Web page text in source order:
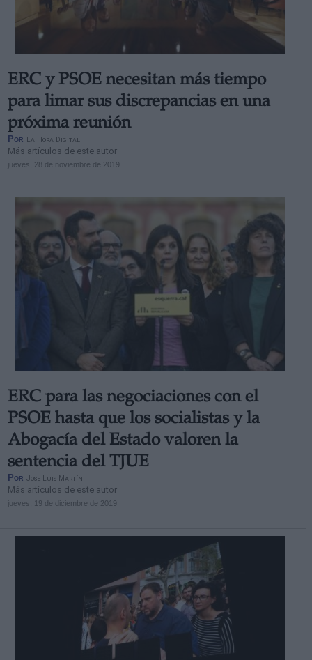
ERC y PSOE necesitan más tiempo
para limar sus discrepancias en una
próxima reunión
Por La Hora Digital
Más artículos de este autor
jueves, 28 de noviembre de 2019
ERC para las negociaciones con el
PSOE hasta que los socialistas y la
Abogacía del Estado valoren la
sentencia del TJUE
Por Jose Luis Martín
Más artículos de este autor
jueves, 19 de diciembre de 2019
Derechos:
link
Información adicional
link